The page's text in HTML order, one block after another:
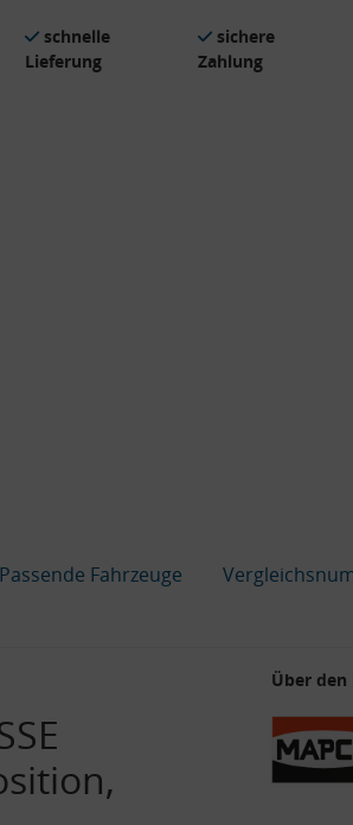
schnelle
Lieferung
sichere
Zahlung
Passende Fahrzeuge
Über den